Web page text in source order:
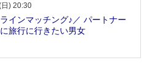
) 20:30
インマッチング♪／ パートナー
旅行に行きたい男女